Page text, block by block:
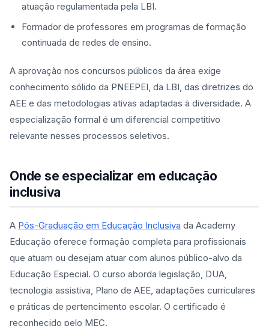
atuação regulamentada pela LBI.
Formador de professores em programas de formação
continuada de redes de ensino.
A aprovação nos concursos públicos da área exige
conhecimento sólido da PNEEPEI, da LBI, das diretrizes do
AEE e das metodologias ativas adaptadas à diversidade. A
especialização formal é um diferencial competitivo
relevante nesses processos seletivos.
Onde se especializar em educação
inclusiva
A Pós-Graduação em Educação Inclusiva da Academy
Educação oferece formação completa para profissionais
que atuam ou desejam atuar com alunos público-alvo da
Educação Especial. O curso aborda legislação, DUA,
tecnologia assistiva, Plano de AEE, adaptações curriculares
e práticas de pertencimento escolar. O certificado é
reconhecido pelo MEC.